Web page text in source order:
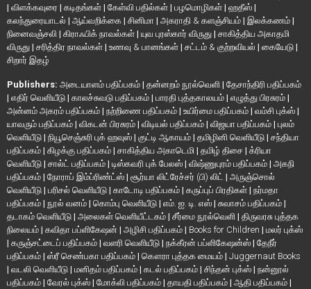
| விளக்கவுரை | கடிதங்கள் | கேள்வி பதில்கள் | பழமொழிகள் | ஹதீஸ் |
கலந்துரையாடல் | ஆய்வறிக்கை | சினிமா | அகராதி & களஞ்சியம் | இலக்கணம் |
நினைவஞ்சலி | கிராஃபிக் நாவல்கள் | யுவ புரஸ்கார் விருது | சாகித்திய அகாதமி
விருது | சரித்திர நாவல்கள் | உணவு & பானங்கள் | சட்டம் & குற்றவியல் | கையேடு |
சிறார் இதழ்
Publishers: அடையாளம் பதிப்பகம் | தன்னறம் நூல்வெளி | தேசாந்திரி பதிப்பகம்
| எதிர் வெளியீடு | காலச்சுவடு பதிப்பகம் | பாரதி புத்தகாலயம் | எழுத்து பிரசுரம் |
அன்னம் அகரம் பதிப்பகம் | நற்றிணை பதிப்பகம் | உயிர்மை பதிப்பகம் | வம்சி புக்ஸ் |
யாவரும் பதிப்பகம் | விகடன் பிரசுரம் | விடியல் பதிப்பகம் | விஜயா பதிப்பகம் | புலம்
வெளியீடு | நியூசெஞ்சுரி புக் ஹவுஸ் | குட்டி ஆகாயம் | தமிழினி வெளியீடு | சந்தியா
பதிப்பகம் | கிழக்கு பதிப்பகம் | சாகித்திய அகாடெமி | தமிழ் திசை | க்ரியா
வெளியீடு | சால்ட் பதிப்பகம் | டிஸ்கவரி புக் பேலஸ் | விஷ்ணுபுரம் பதிப்பகம் | அகநி
பதிப்பகம் | நோராப் இம்ப்ரிண்ட்ஸ் | சூர்யா லிட்ரேச்சர் (பி) லிட் | அருஞ்சொல்
வெளியீடு | பரிசல் வெளியீடு | காடோடி பதிப்பகம் | கருப்புப் பிரதிகள் | நர்மதா
பதிப்பகம் | நூல் வனம் | கொம்பு வெளியீடு | எம். ஐ. டி. எஸ் | சுவாசம் பதிப்பகம் |
தடாகம் வெளியீடு | அலைகள் வெளியீட்டகம் | சீர்மை நூல்வெளி | திருவரசு புத்தக
நிலையம் | கவிதா பப்ளிகேஷன் | அழிசி பதிப்பகம் | Books for Children | மலர் புக்ஸ்
| கருஞ்சட்டைப் பதிப்பகம் | வளரி வெளியீடு | நக்கீரன் பப்ளிகேஷன்ஸ் | தேநீர்
பதிப்பகம் | ஸ்ரீ செண்பகா பதிப்பகம் | கௌரா புத்தக மையம் | Juggernaut Books
| வடலி வெளியீடு | மனிதம் பதிப்பகம் | கடல் பதிப்பகம் | சிந்தன் புக்ஸ் | நன்னூல்
பதிப்பகம் | வேரல் புக்ஸ் | மோக்லி பதிப்பகம் | தாயதி பதிப்பகம் | ஆதி பதிப்பகம் |